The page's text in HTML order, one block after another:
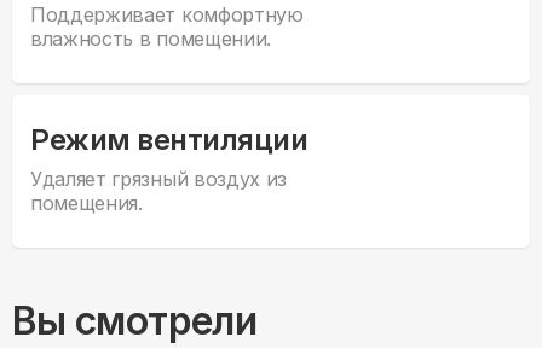
Поддерживает комфортную
влажность в помещении.
Режим вентиляции
Удаляет грязный воздух из
помещения.
Вы смотрели